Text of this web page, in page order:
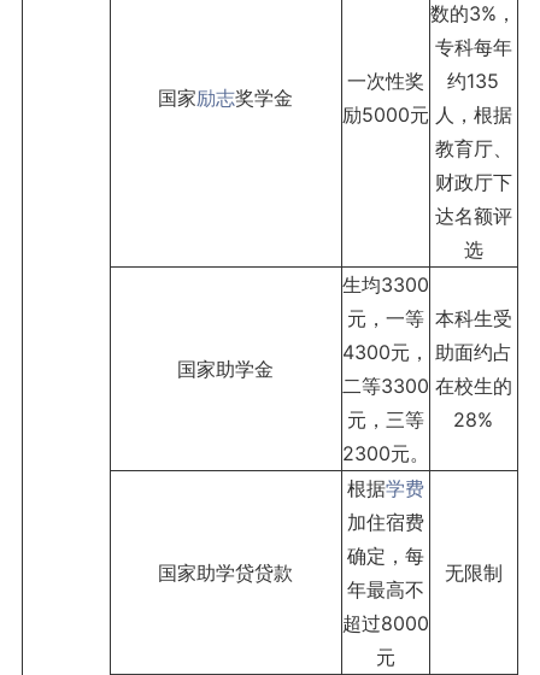
国家励志奖学金
一次性奖
励5000元
数的3%，
专科每年
约135
人，根据
教育厅、
财政厅下
达名额评
选
国家助学金
生均3300
元，一等
4300元，
二等3300
元，三等
2300元。
本科生受
助面约占
在校生的
28%
国家助学贷贷款
根据学费
加住宿费
确定，每
年最高不
超过8000
元
无限制